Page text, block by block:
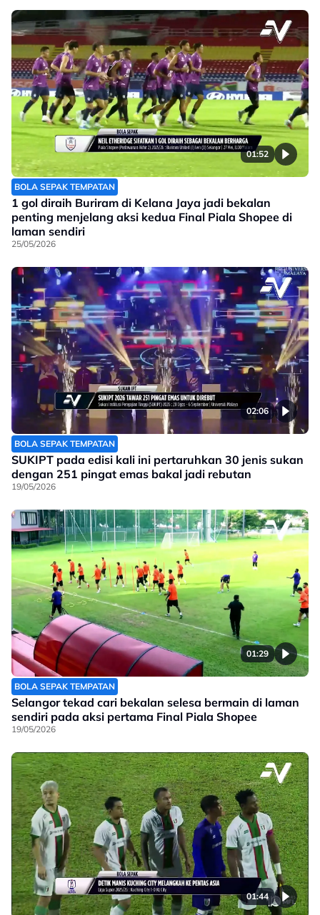
01:52
BOLA SEPAK TEMPATAN
1 gol diraih Buriram di Kelana Jaya jadi bekalan
penting menjelang aksi kedua Final Piala Shopee di
laman sendiri
25/05/2026
02:06
BOLA SEPAK TEMPATAN
SUKIPT pada edisi kali ini pertaruhkan 30 jenis sukan
dengan 251 pingat emas bakal jadi rebutan
19/05/2026
01:29
BOLA SEPAK TEMPATAN
Selangor tekad cari bekalan selesa bermain di laman
sendiri pada aksi pertama Final Piala Shopee
19/05/2026
01:44